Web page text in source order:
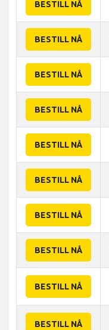
BESTILL NÅ
BESTILL NÅ
BESTILL NÅ
BESTILL NÅ
BESTILL NÅ
BESTILL NÅ
BESTILL NÅ
BESTILL NÅ
BESTILL NÅ
BESTILL NÅ